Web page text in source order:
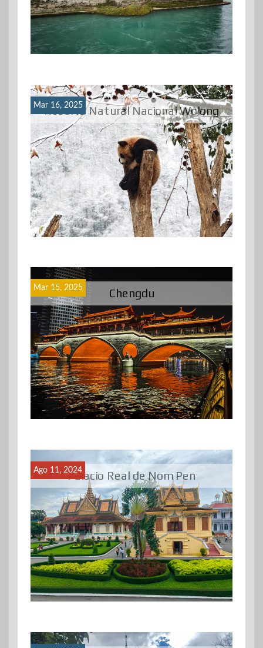
Reserva Natural Nacional Wolong
Mar 16, 2025
Chengdu
Mar 15, 2025
Palacio Real de Nom Pen
Ago 11, 2024